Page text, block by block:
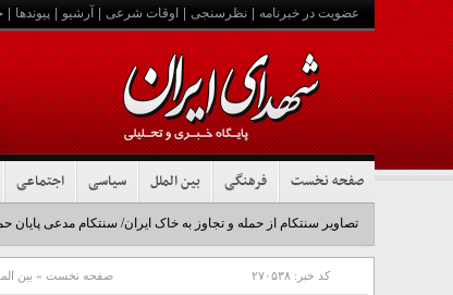
عضویت در خبرنامه نظرسنجی اوقات شرعی آرشیو پیوندها
صفحه نخست فرهنگی بین الملل سیاسی اجتماعی
تصاویر سنتکام از حمله و تجاوز به خاک ایران/ سنتکام مدعی پایان
کد خبر: ۲۷۰۵۳۸ صفحه نخست » بین